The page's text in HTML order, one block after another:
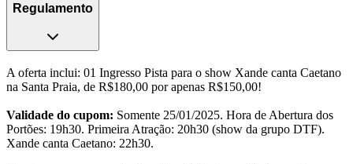
Regulamento
A oferta inclui: 01 Ingresso Pista para o show Xande canta Caetano
na Santa Praia, de R$180,00 por apenas R$150,00!
Validade do cupom: Somente 25/01/2025. Hora de Abertura dos
Portões: 19h30. ⁠Primeira Atração: 20h30 (show da grupo DTF).
Xande canta Caetano: 22h30.